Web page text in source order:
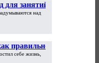
для занятий
над
правильно
себе жизнь,